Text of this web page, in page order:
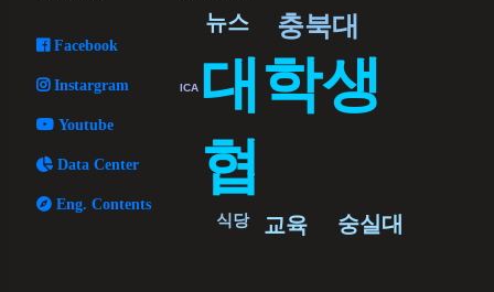
Facebook
Instargram
Youtube
Data Center
Eng. Contents
대학생
협
충북대
교육
뉴스
숭실대
식당
ICA